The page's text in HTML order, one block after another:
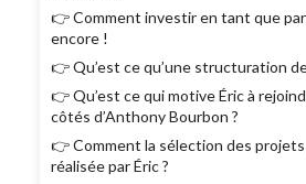
👉 Comment investir en tant que
encore !
👉 Qu’est ce qu’une structuration
👉 Qu’est ce qui motive Éric à
côtés d’Anthony Bourbon ?
👉 Comment la sélection des
réalisée par Éric ?